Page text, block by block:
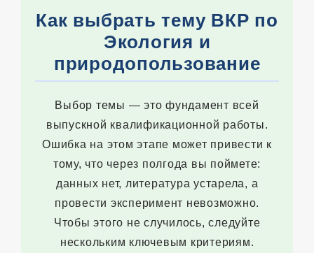
Как выбрать тему ВКР по
Экология и
природопользование
Выбор темы — это фундамент всей
выпускной квалификационной работы.
Ошибка на этом этапе может привести к
тому, что через полгода вы поймете:
данных нет, литература устарела, а
провести эксперимент невозможно.
Чтобы этого не случилось, следуйте
нескольким ключевым критериям.